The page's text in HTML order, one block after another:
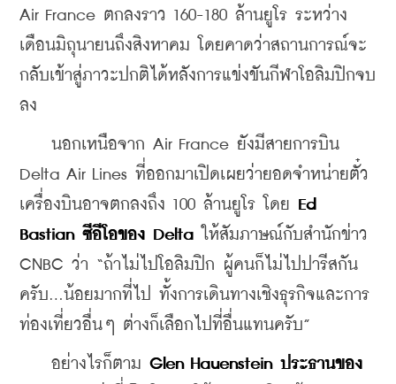
Air France ตกลงราว 160-180 ล้านยูโร ระหว่าง
เดือนมิถุนายนถึงสิงหาคม โดยคาดว่าสถานการณ์จะ
กลับเข้าสู่ภาวะปกติได้หลังการแข่งขันกีฬาโอลิมปิกจบ
ลง
นอกเหนือจาก Air France ยังมีสายการบิน
Delta Air Lines ที่ออกมาเปิดเผยว่ายอดจำหน่ายตั๋ว
เครื่องบินอาจตกลงถึง 100 ล้านยูโร โดย Ed
Bastian ซีอีโอของ Delta ให้สัมภาษณ์กับสำนักข่าว
CNBC ว่า “ถ้าไม่ไปโอลิมปิก ผู้คนก็ไม่ไปปารีสกัน
ครับ...น้อยมากที่ไป ทั้งการเดินทางเชิงธุรกิจและการ
ท่องเที่ยวอื่นๆ ต่างก็เลือกไปที่อื่นแทนครับ”
อย่างไรก็ตาม Glen Hauenstein ประธานของ